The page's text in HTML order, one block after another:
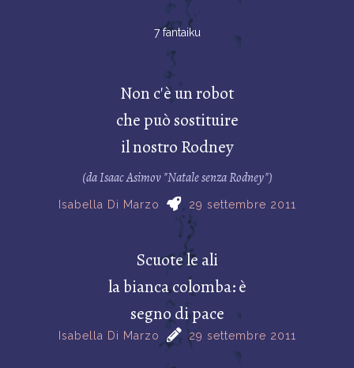
7 fantaiku
Non c'è un robot
che può sostituire
il nostro Rodney
(da Isaac Asimov "Natale senza Rodney")
Isabella Di Marzo 29 settembre 2011
Scuote le ali
la bianca colomba: è
segno di pace
Isabella Di Marzo 29 settembre 2011